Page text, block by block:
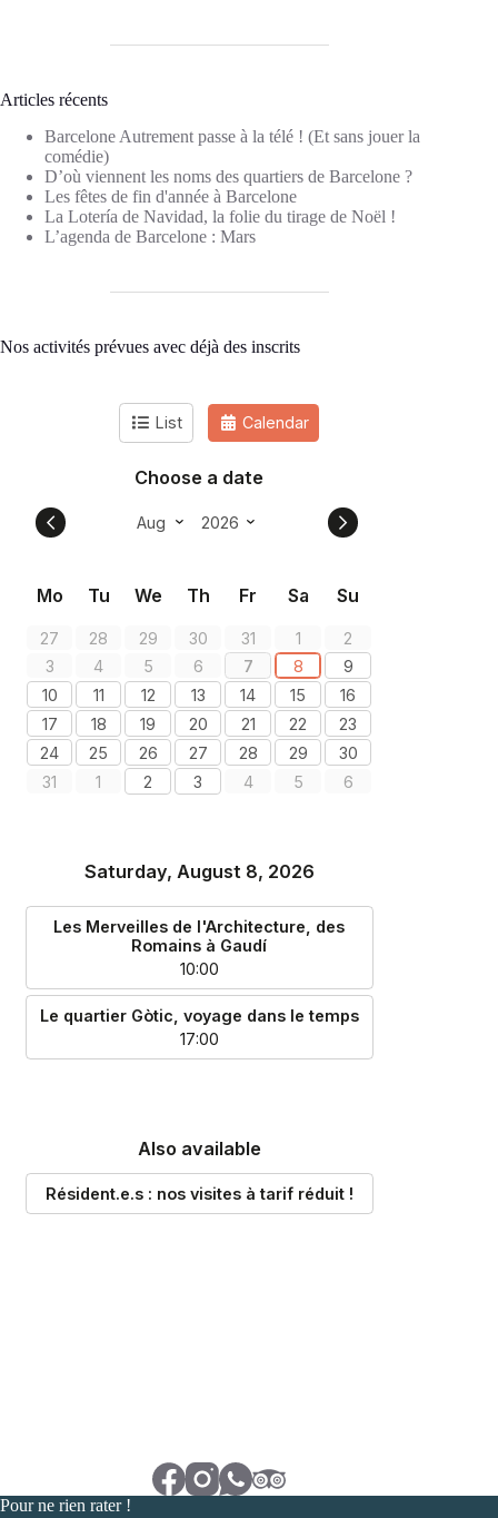
Articles récents
Barcelone Autrement passe à la télé ! (Et sans jouer la
comédie)
D’où viennent les noms des quartiers de Barcelone ?
Les fêtes de fin d'année à Barcelone
La Lotería de Navidad, la folie du tirage de Noël !
L’agenda de Barcelone : Mars
Nos activités prévues avec déjà des inscrits
Pour ne rien rater !